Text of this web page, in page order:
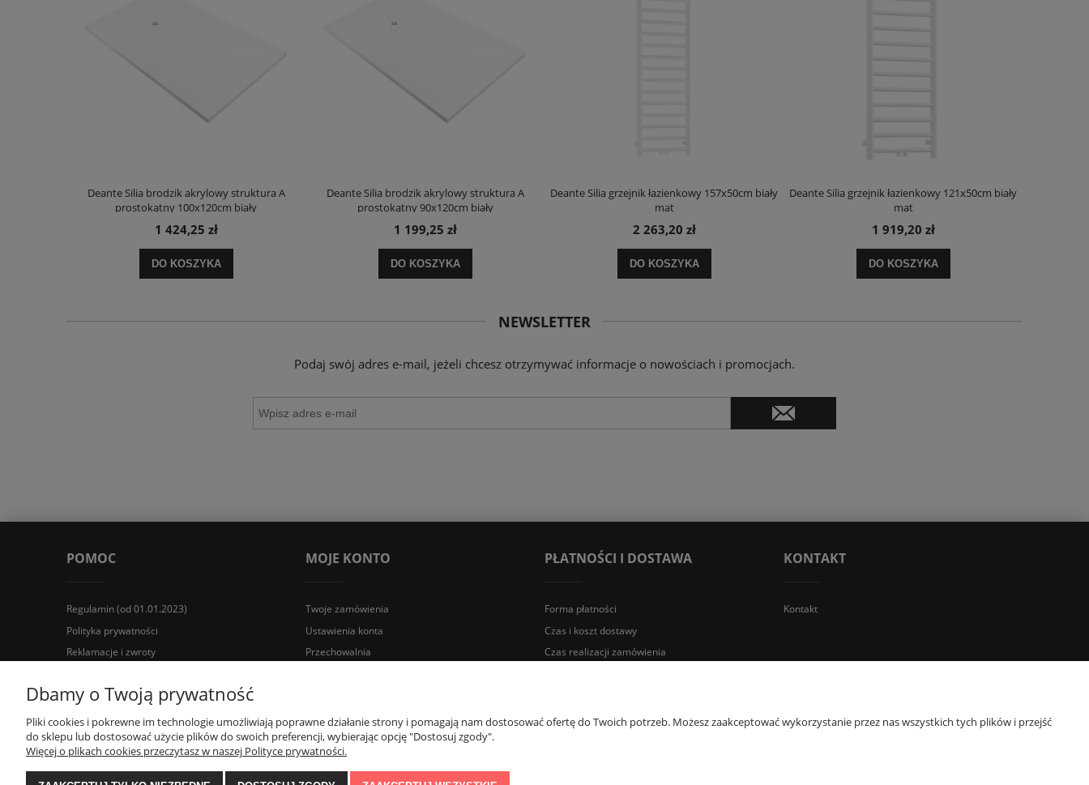
Deante Silia brodzik akrylowy struktura A
prostokątny 100x120cm biały
1 424,25 zł
DO KOSZYKA
Deante Silia brodzik akrylowy struktura A
prostokątny 90x120cm biały
1 199,25 zł
DO KOSZYKA
Deante Silia grzejnik łazienkowy 157x50cm biały
mat
2 263,20 zł
DO KOSZYKA
Deante Silia grzejnik łazienkowy 121x50cm biały
mat
1 919,20 zł
DO KOSZYKA
NEWSLETTER
Podaj swój adres e-mail, jeżeli chcesz otrzymywać informacje o nowościach i promocjach.
POMOC
Regulamin (od 01.01.2023)
Polityka prywatności
Reklamacje i zwroty
MOJE KONTO
Twoje zamówienia
Ustawienia konta
Przechowalnia
PŁATNOŚCI I DOSTAWA
Forma płatności
Czas i koszt dostawy
Czas realizacji zamówienia
KONTAKT
Kontakt
Wyposażenie łazienek Łazienki.eco | Pawła 23, 41-708 Ruda Śląska | E-mail: sklep@lazienki.eco | Tel.: 600 012 164 lub 600 012 159 | TGS Przemysław Stoń | NIP: 6312213594 | REGON: 276403698
Dbamy o Twoją prywatność
Pliki cookies i pokrewne im technologie umożliwiają poprawne działanie strony i pomagają nam dostosować ofertę do Twoich potrzeb. Możesz zaakceptować wykorzystanie przez nas wszystkich tych plików i przejść
do sklepu lub dostosować użycie plików do swoich preferencji, wybierając opcję "Dostosuj zgody".
Więcej o plikach cookies przeczytasz w naszej Polityce prywatności.